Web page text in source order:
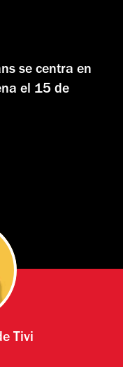
se centra en
el 15 de
Tivi